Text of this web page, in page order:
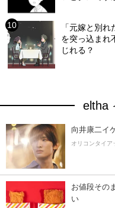
「元嫁と別
を突っ込まれ
じれる？
eltha
向井康二イ
オリコンタイア
お値段その
い